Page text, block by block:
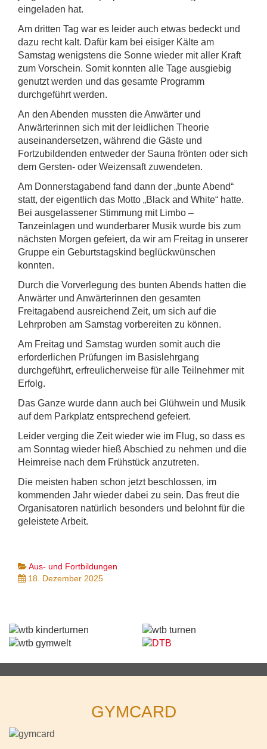
eingeladen hat.
Am dritten Tag war es leider auch etwas bedeckt und
dazu recht kalt. Dafür kam bei eisiger Kälte am
Samstag wenigstens die Sonne wieder mit aller Kraft
zum Vorschein. Somit konnten alle Tage ausgiebig
genutzt werden und das gesamte Programm
durchgeführt werden.
An den Abenden mussten die Anwärter und
Anwärterinnen sich mit der leidlichen Theorie
auseinandersetzen, während die Gäste und
Fortzubildenden entweder der Sauna frönten oder sich
dem Gersten- oder Weizensaft zuwendeten.
Am Donnerstagabend fand dann der „bunte Abend“
statt, der eigentlich das Motto „Black and White“ hatte.
Bei ausgelassener Stimmung mit Limbo –
Tanzeinlagen und wunderbarer Musik wurde bis zum
nächsten Morgen gefeiert, da wir am Freitag in unserer
Gruppe ein Geburtstagskind beglückwünschen
konnten.
Durch die Vorverlegung des bunten Abends hatten die
Anwärter und Anwärterinnen den gesamten
Freitagabend ausreichend Zeit, um sich auf die
Lehrproben am Samstag vorbereiten zu können.
Am Freitag und Samstag wurden somit auch die
erforderlichen Prüfungen im Basislehrgang
durchgeführt, erfreulicherweise für alle Teilnehmer mit
Erfolg.
Das Ganze wurde dann auch bei Glühwein und Musik
auf dem Parkplatz entsprechend gefeiert.
Leider verging die Zeit wieder wie im Flug, so dass es
am Sonntag wieder hieß Abschied zu nehmen und die
Heimreise nach dem Frühstück anzutreten.
Die meisten haben schon jetzt beschlossen, im
kommenden Jahr wieder dabei zu sein. Das freut die
Organisatoren natürlich besonders und belohnt für die
geleistete Arbeit.
Aus- und Fortbildungen
18. Dezember 2025
GYMCARD